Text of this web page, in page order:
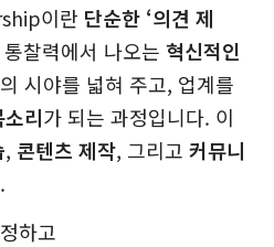
이란 단순한 ‘의견 제
찰력에서 나오는 혁신적인
시야를 넓혀 주고, 업계를
리가 되는 과정입니다. 이
, 콘텐츠 제작, 그리고 커뮤니
하고